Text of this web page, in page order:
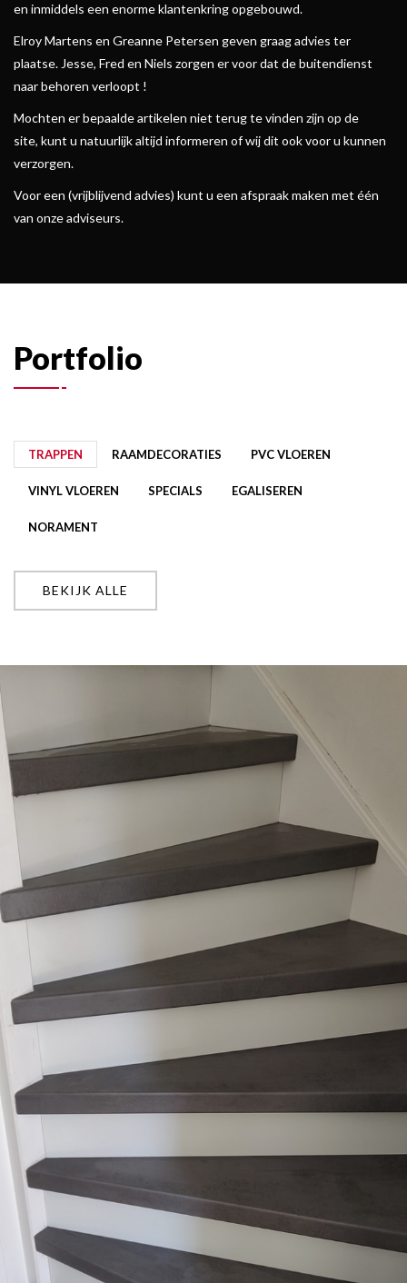
en inmiddels een enorme klantenkring opgebouwd.
Elroy Martens en Greanne Petersen geven graag advies ter
plaatse. Jesse, Fred en Niels zorgen er voor dat de buitendienst
naar behoren verloopt !
Mochten er bepaalde artikelen niet terug te vinden zijn op de
site, kunt u natuurlijk altijd informeren of wij dit ook voor u kunnen
verzorgen.
Voor een (vrijblijvend advies) kunt u een afspraak maken met één
van onze adviseurs.
Portfolio
TRAPPEN RAAMDECORATIES PVC VLOEREN
VINYL VLOEREN SPECIALS EGALISEREN
NORAMENT
BEKIJK ALLE